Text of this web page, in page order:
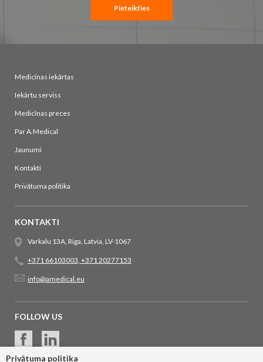
Privātuma politika
Pieteikties
Medicīnas iekārtas
Iekārtu serviss
Medicīnas preces
Par A.Medical
Jaunumi
Kontakti
Privātuma politika
KONTAKTI
Varkalu 13A, Riga, Latvia, LV-1067
+371 66103003, +371 20277153
info@amedical.eu
FOLLOW US